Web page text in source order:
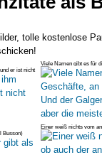
tolle kostenlose
er ist nicht
Viele Namen gibt es für
de
Busson)
Einer weiß nichts vom
Bru